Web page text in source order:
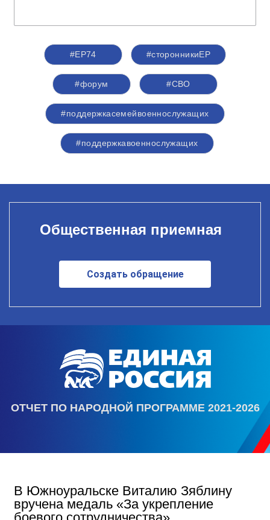
#ЕР74 #сторонникиЕР
#форум #СВО
#поддержкасемейвоеннослужащих
#поддержкавоеннослужащих
Общественная приемная
Создать обращение
ОТЧЕТ ПО НАРОДНОЙ ПРОГРАММЕ 2021-2026
В Южноуральске Виталию Зяблину
вручена медаль «За укрепление